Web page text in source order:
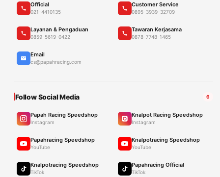
Official
021-4410135
Customer Service
0895-3939-32709
Layanan & Pengaduan
0859-5619-0422
Tawaran Kerjasama
0878-7748-1465
Email
cs@papahracing.com
Follow Social Media 6
Papah Racing Speedshop
Instagram
Knalpot Racing Speedshop
Instagram
Papahracing Speedshop
YouTube
Knalpotracing Speedshop
YouTube
Knalpotracing Speedshop
TikTok
Papahracing Official
TikTok